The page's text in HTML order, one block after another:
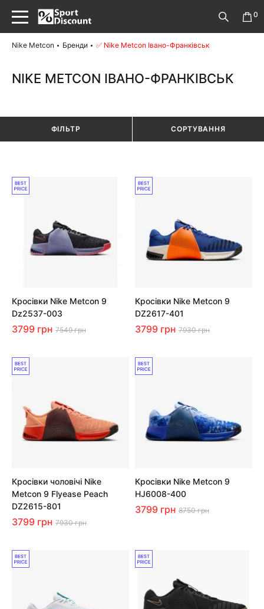
0
Nike Metcon Бренди ✅ Nike Metcon Івано-Франківськ
NIKE METCON ІВАНО-ФРАНКІВСЬК
ФІЛЬТР СОРТУВАННЯ
Кросівки Nike Metcon 9
Dz2537-003
3799 грн 7549 грн
Кросівки Nike Metcon 9
DZ2617-401
3799 грн 7930 грн
Кросівки чоловічі Nike
Metcon 9 Flyease Peach
DZ2615-801
3799 грн 7930 грн
Кросівки Nike Metcon 9
HJ6008-400
3799 грн 8750 грн